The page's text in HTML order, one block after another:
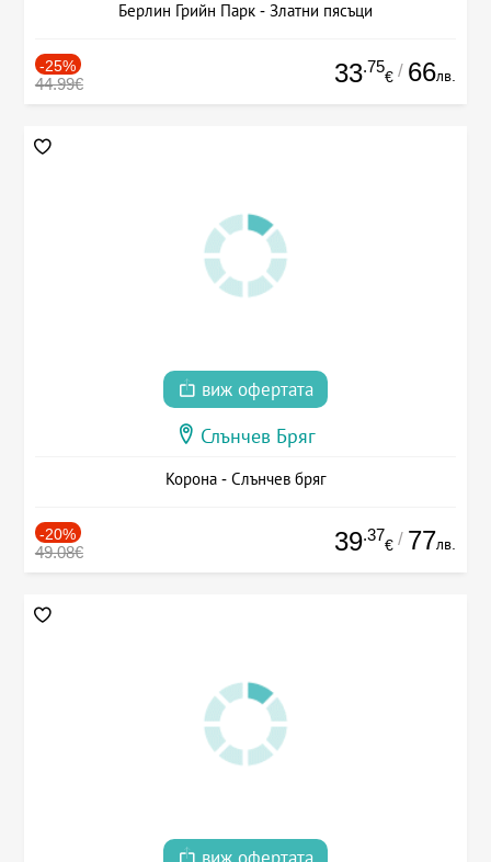
Берлин Грийн Парк - Златни пясъци
-25%
44.99€ 33.75
€ / 66лв.
виж офертата
Слънчев Бряг
Корона - Слънчев бряг
-20%
49.08€ 39.37
€ / 77лв.
виж офертата